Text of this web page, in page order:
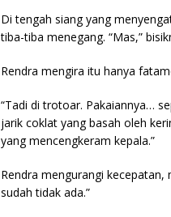
Di tengah siang yang
tiba-tiba menegang. “Mas,”
Rendra mengira itu hanya
“Tadi di trotoar. Pakaiannya…
jarik coklat yang basah oleh
yang mencengkeram kepala.”
Rendra mengurangi
sudah tidak ada.”